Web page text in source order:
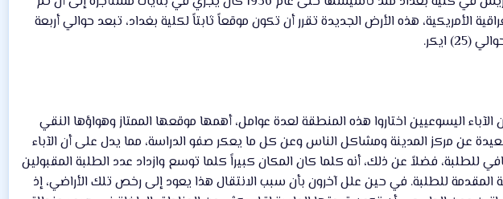
الأمريكية، هذه الأرض الجديدة تقرر أن تكون موقعاً ثابتاً لكلية بغداد، تبعد حوالي أربعة
ايكر.
اليسوعيين اختاروا هذه المنطقة لعدة عوامل، أهمها موقعها الممتاز وهواؤها النقي
عن مركز المدينة ومشاكل الناس وعن كل ما يعكر صفو الدراسة، مما يدل على أن الآباء
للطلبة، فضلاً عن ذلك، أنه كلما كان المكان كبيراً كلما توسع وازداد عدد الطلبة المقبولين
المقدمة للطلبة. في حين علل آخرون بأن سبب الانتقال هذا يعود إلى رخص تلك الأراضي، إذ